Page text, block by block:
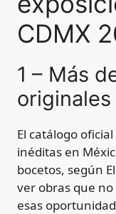
CDMX
1 – Más
El catálogo
inéditas en
bocetos, según
ver obras que
esas